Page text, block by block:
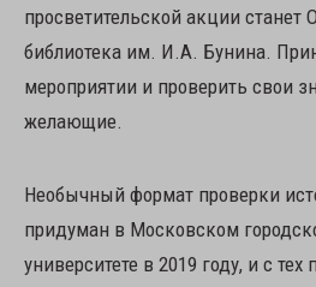
просветительской акции станет
библиотека им. И.А. Бунина.
мероприятии и проверить свои
желающие.
Необычный формат проверки
придуман в Московском
университете в 2019 году, и с тех